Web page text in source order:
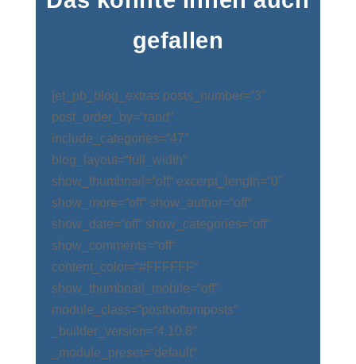
gefallen
[et_pb_blog_extras posts_number=“3″
post_order_by=“rand“
include_categories=“47″
blog_layout=“full_width“
show_thumbnail=“off“ excerpt_length=“0″
show_more=“off“ show_author=“off“
show_date=“off“ show_categories=“off“
show_comments=“off“
content_color=“#FFFFFF“
show_thumbnail_mobile=“off“
module_class=“postbottomposts“
_builder_version=“4.10.8″
_module_preset=“default“